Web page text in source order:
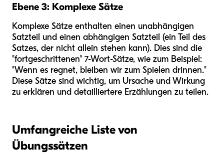
Ebene 3: Komplexe Sätze
Komplexe Sätze enthalten einen unabhängigen
Satzteil und einen abhängigen Satzteil (ein Teil des
Satzes, der nicht allein stehen kann). Dies sind die
"fortgeschrittenen" 7-Wort-Sätze, wie zum Beispiel:
"Wenn es regnet, bleiben wir zum Spielen drinnen."
Diese Sätze sind wichtig, um Ursache und Wirkung
zu erklären und detailliertere Erzählungen zu teilen.
Umfangreiche Liste von
Übungssätzen